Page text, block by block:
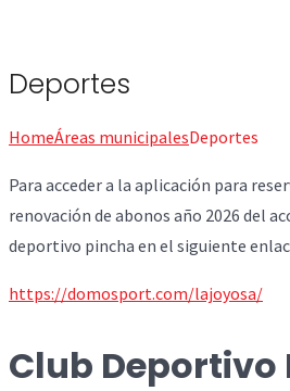
Deportes
HomeÁreas municipalesDeportes
Para acceder a la aplicación para
renovación de abonos año 2026 del
deportivo pincha en el siguiente
https://domosport.com/lajoyosa/
Club Deportivo